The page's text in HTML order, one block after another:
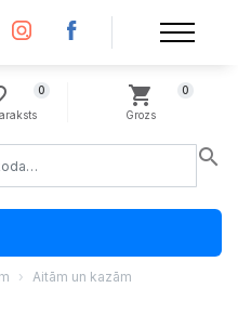
0 shopping_cart
Grozs
0
search
Aitām un kazām